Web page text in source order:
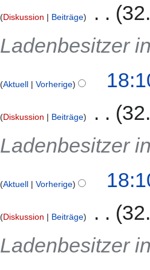
Diskussion Beiträge
Ladenbesitzer
Aktuell Vorherige
Diskussion Beiträge
Ladenbesitzer
Aktuell Vorherige
Diskussion Beiträge
Ladenbesitzer